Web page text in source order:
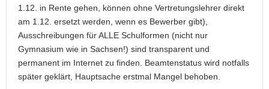
1.12. in Rente gehen, können ohne Vertretungslehrer direkt
am 1.12. ersetzt werden, wenn es Bewerber gibt),
Ausschreibungen für ALLE Schulformen (nicht nur
Gymnasium wie in Sachsen!) sind transparent und
permanent im Internet zu finden. Beamtenstatus wird notfalls
später geklärt, Hauptsache erstmal Mangel behoben.